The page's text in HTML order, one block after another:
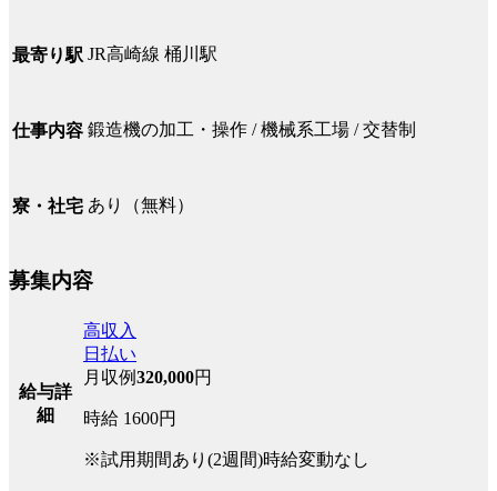
最寄り駅 JR高崎線 桶川駅
仕事内容 鍛造機の加工・操作 / 機械系工場 / 交替制
寮・社宅 あり（無料）
募集内容
給与詳
細
高収入
日払い
月収例320,000円
時給 1600円
※試用期間あり(2週間)時給変動なし